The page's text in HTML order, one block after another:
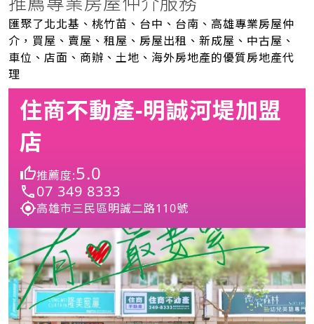
匯聚了北北基、桃竹苗、台中、台南、高雄專業房屋仲
介，買屋、賣屋、租屋、房屋出租、新成屋、中古屋、
車位、店面、商辦、土地、海外房地產的優質房地產代
理
住商不動產-明誠河堤加盟
店
推薦度:5.0
07 349 8333
高雄市三民區明誠二路110號